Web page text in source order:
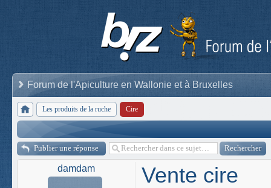
Forum de l'Apiculture en Wallonie et à Bruxelles
Les produits de la ruche Cire
Publier une réponse
damdam Vente cire